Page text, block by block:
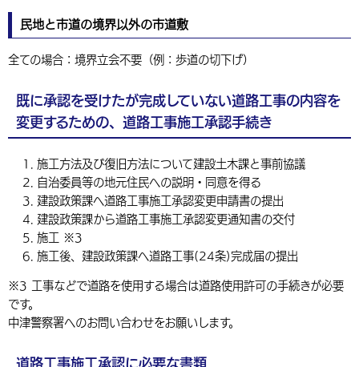
民地と市道の境界以外の市道敷
全ての場合：境界立会不要（例：歩道の切下げ）
既に承認を受けたが完成していない道路工事の内容を
変更するための、道路工事施工承認手続き
施工方法及び復旧方法について建設土木課と事前協議
自治委員等の地元住民への説明・同意を得る
建設政策課へ道路工事施工承認変更申請書の提出
建設政策課から道路工事施工承認変更通知書の交付
施工 ※3
施工後、建設政策課へ道路工事(24条)完成届の提出
※3 工事などで道路を使用する場合は道路使用許可の手続きが必要
です。
中津警察署へのお問い合わせをお願いします。
道路工事施工承認に必要な書類